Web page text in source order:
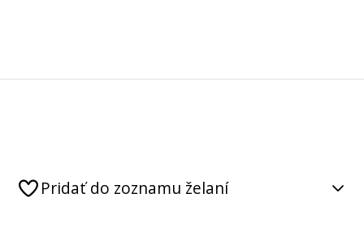
Pridať do zoznamu želaní